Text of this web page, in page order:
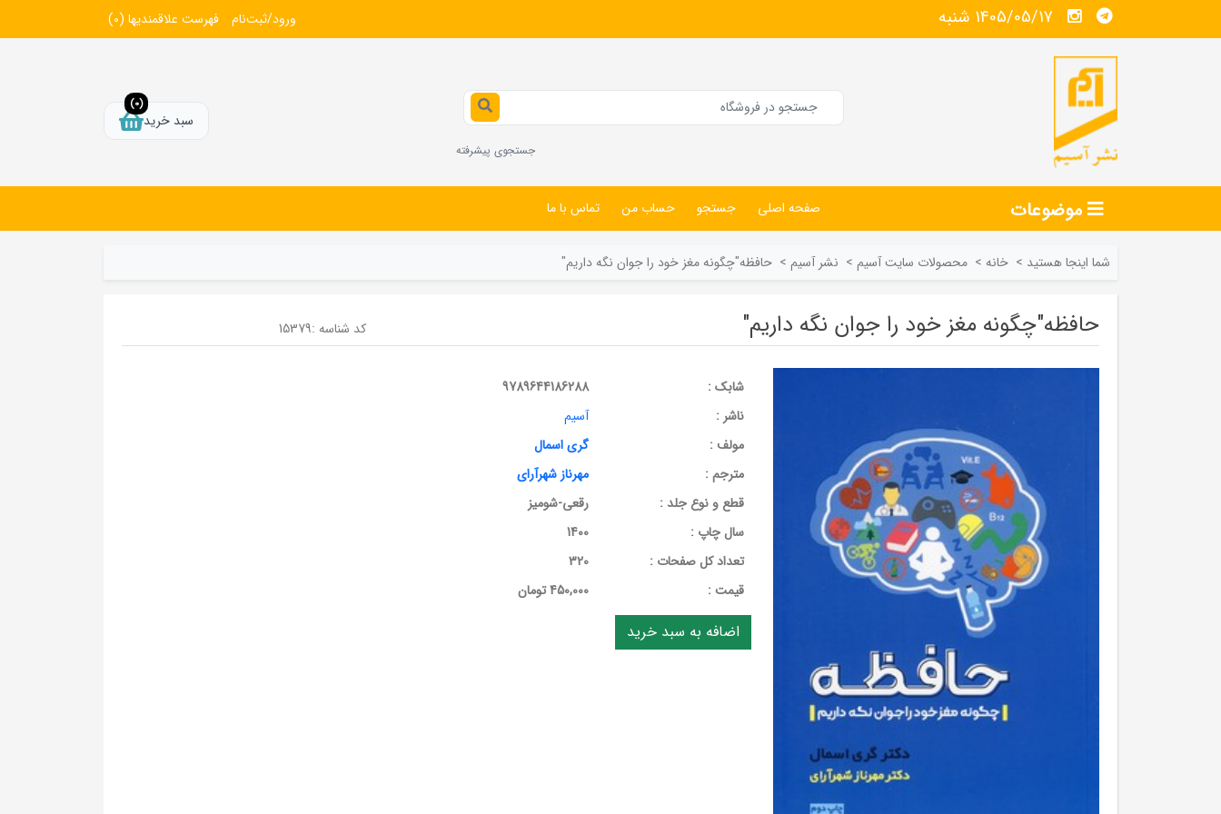
1405/05/17 شنبه ورود/ثبت‌نام فهرست علاقمندیها (0)
جستجوی پیشرفته
سبد خرید
(0)
موضوعات صفحه اصلی جستجو حساب من تماس با ما
شما اینجا هستید > خانه > محصولات سايت آسيم > نشر آسيم > حافظه"چگونه مغز خود را جوان نگه داریم"
حافظه"چگونه مغز خود را جوان نگه داریم" کد شناسه :15379
شابک :
9789644186288
ناشر :
آسیم
مولف :
گری اسمال
مترجم :
مهرناز شهرآرای
قطع و نوع جلد :
رقعی-شومیز
سال چاپ :
1400
تعداد کل صفحات :
320
قيمت :
450,000 تومان